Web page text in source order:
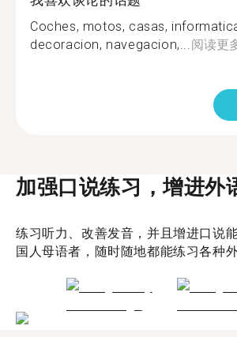
Coches, motos, casas,
decoracion, navegacion,... 阅读更
加强口说练习，增进外
练习听力、改善发音，并且增进口说
国人母语者，随时随地都能练习各种外